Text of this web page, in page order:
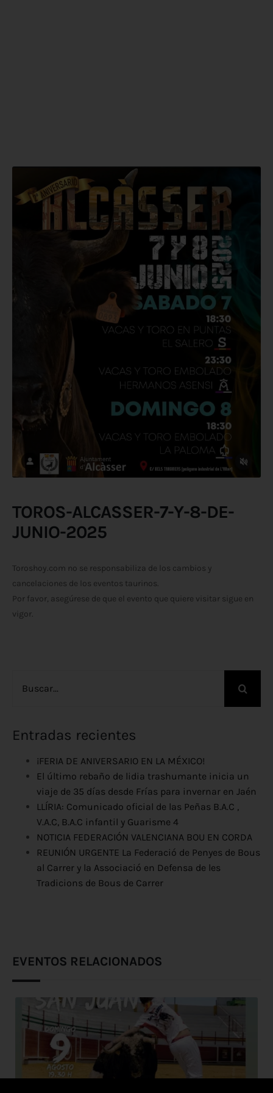
TOROS-ALCASSER-7-Y-8-DE-
JUNIO-2025
Toroshoy.com no se responsabiliza de los cambios y
cancelaciones de los eventos taurinos.
Por favor, asegúrese de que el evento que quiere visitar sigue en
vigor.
Entradas recientes
¡FERIA DE ANIVERSARIO EN LA MÉXICO!
El último rebaño de lidia trashumante inicia un
viaje de 35 días desde Frías para invernar en Jaén
LLÍRIA: Comunicado oficial de las Peñas B.A.C ,
V.A.C, B.A.C infantil y Guarisme 4
NOTICIA FEDERACIÓN VALENCIANA BOU EN CORDA
REUNIÓN URGENTE La Federació de Penyes de Bous
al Carrer y la Associació en Defensa de les
Tradicions de Bous de Carrer
EVENTOS RELACIONADOS